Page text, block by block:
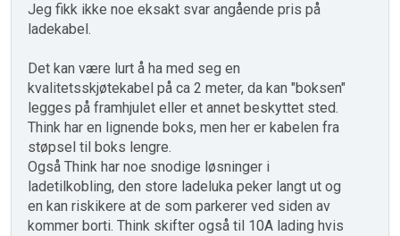
Jeg fikk ikke noe eksakt svar angående pris på
ladekabel.
Det kan være lurt å ha med seg en
kvalitetsskjøtekabel på ca 2 meter, da kan "boksen"
legges på framhjulet eller et annet beskyttet sted.
Think har en lignende boks, men her er kabelen fra
støpsel til boks lengre.
Også Think har noe snodige løsninger i
ladetilkobling, den store ladeluka peker langt ut og
en kan riskikere at de som parkerer ved siden av
kommer borti. Think skifter også til 10A lading hvis